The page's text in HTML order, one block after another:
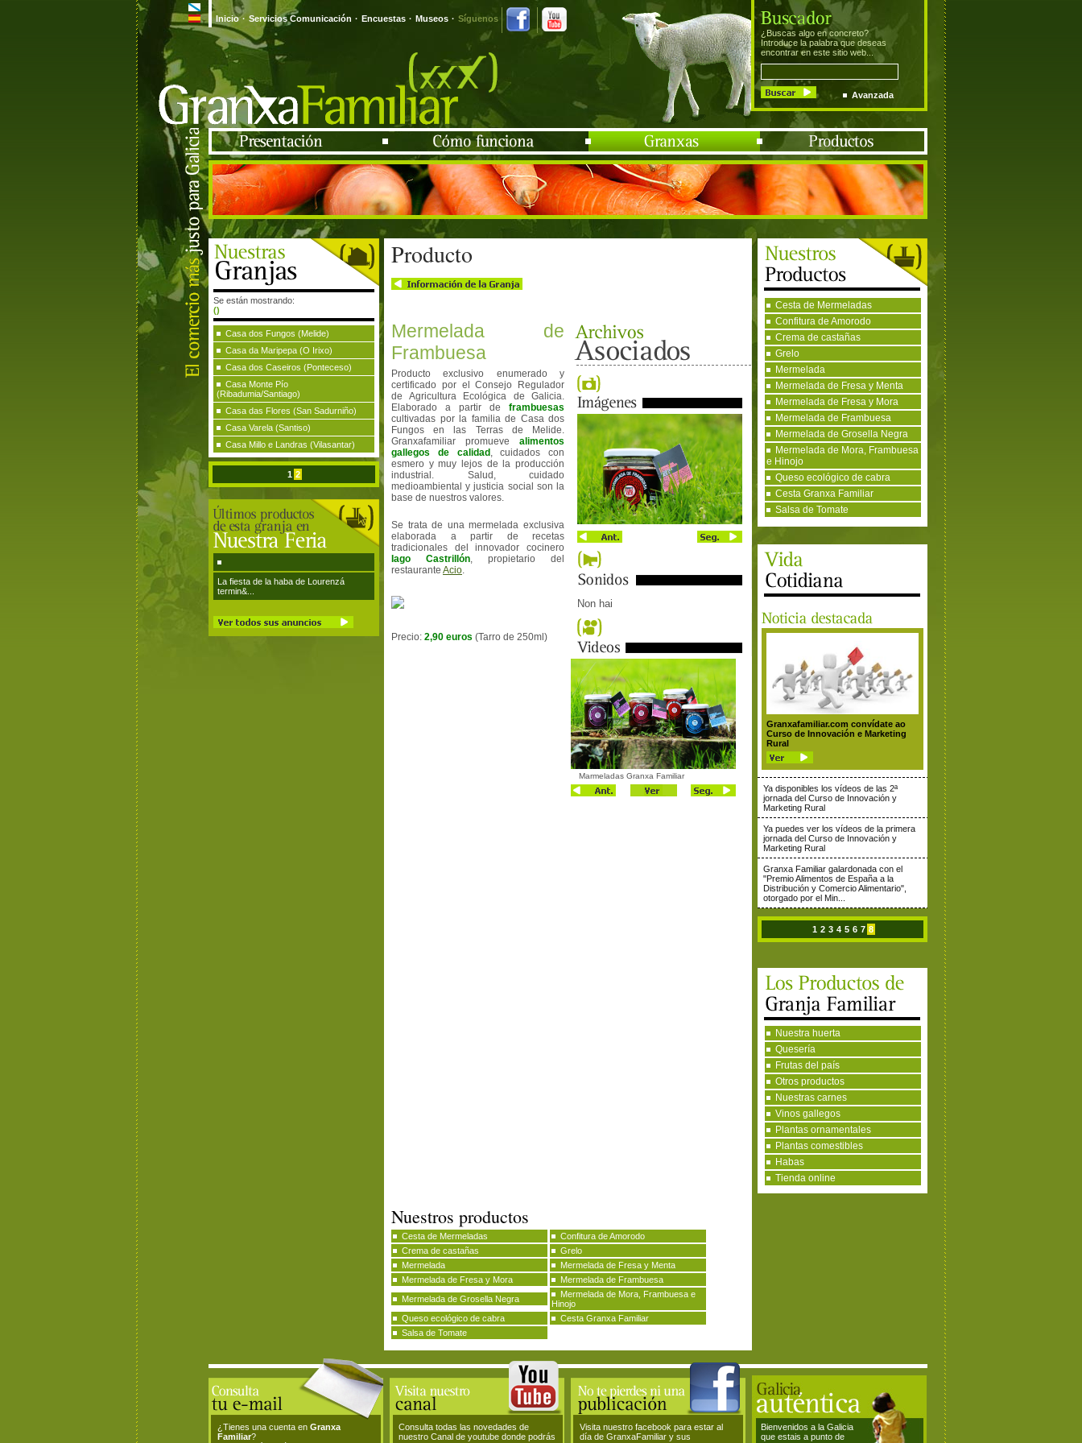
¿Buscas algo en concreto?
Introduce la palabra que deseas
encontrar en este sitio web...
Avanzada
Inicio · Servicios Comunicación · Encuestas · Museos · Síguenos
Cesta de Mermeladas
Confitura de Amorodo
Crema de castañas
Grelo
Mermelada
Mermelada de Fresa y Menta
Mermelada de Fresa y Mora
Mermelada de Frambuesa
Mermelada de Grosella Negra
Mermelada de Mora, Frambuesa
e Hinojo
Queso ecológico de cabra
Cesta Granxa Familiar
Salsa de Tomate
Granxafamiliar.com convídate ao
Curso de Innovación e Marketing
Rural
Ya disponibles los vídeos de las 2ª
jornada del Curso de Innovación y
Marketing Rural
Ya puedes ver los vídeos de la primera
jornada del Curso de Innovación y
Marketing Rural
Granxa Familiar galardonada con el
"Premio Alimentos de España a la
Distribución y Comercio Alimentario",
otorgado por el Min...
1 2 3 4 5 6 7 8
Nuestra huerta
Quesería
Frutas del país
Otros productos
Nuestras carnes
Vinos gallegos
Plantas ornamentales
Plantas comestibles
Habas
Tienda online
Se están mostrando:
()
Casa dos Fungos (Melide)
Casa da Maripepa (O Irixo)
Casa dos Caseiros (Ponteceso)
Casa Monte Pío
(Ribadumia/Santiago)
Casa das Flores (San Sadurniño)
Casa Varela (Santiso)
Casa Millo e Landras (Vilasantar)
1 2
La fiesta de la haba de Lourenzá
termin&...
Producto
Non hai
Marmeladas Granxa Familiar
Mermelada de
Frambuesa
Producto exclusivo enumerado y
certificado por el Consejo Regulador
de Agricultura Ecológica de Galicia.
Elaborado a partir de frambuesas
cultivadas por la familia de Casa dos
Fungos en las Terras de Melide.
Granxafamiliar promueve alimentos
gallegos de calidad , cuidados con
esmero y muy lejos de la producción
industrial. Salud, cuidado
medioambiental y justicia social son la
base de nuestros valores.
Se trata de una mermelada exclusiva
elaborada a partir de recetas
tradicionales del innovador cocinero
Iago Castrillón, propietario del
restaurante Acio.
Precio: 2,90 euros (Tarro de 250ml)
Nuestros productos
Cesta de Mermeladas
Confitura de Amorodo
Crema de castañas
Grelo
Mermelada
Mermelada de Fresa y Menta
Mermelada de Fresa y Mora
Mermelada de Frambuesa
Mermelada de Grosella Negra
Mermelada de Mora, Frambuesa e
Hinojo
Queso ecológico de cabra
Cesta Granxa Familiar
Salsa de Tomate
¿Tienes una cuenta en Granxa
Familiar?
Consulta todas las novedades de
nuestro Canal de youtube donde podrás
Visita nuestro facebook para estar al
día de GranxaFamiliar y sus
Bienvenidos a la Galicia
que estais a punto de